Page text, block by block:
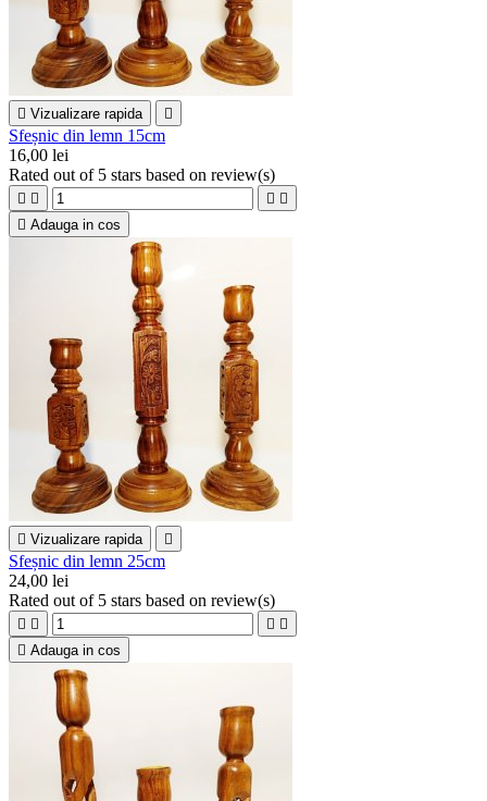
 Vizualizare rapida 
Sfeșnic din lemn 15cm
16,00 lei
Rated out of 5 stars based on review(s)
   
 Adauga in cos
 Vizualizare rapida 
Sfeșnic din lemn 25cm
24,00 lei
Rated out of 5 stars based on review(s)
   
 Adauga in cos